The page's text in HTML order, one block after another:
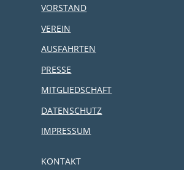
VORSTAND
VEREIN
AUSFAHRTEN
PRESSE
MITGLIEDSCHAFT
DATENSCHUTZ
IMPRESSUM
KONTAKT